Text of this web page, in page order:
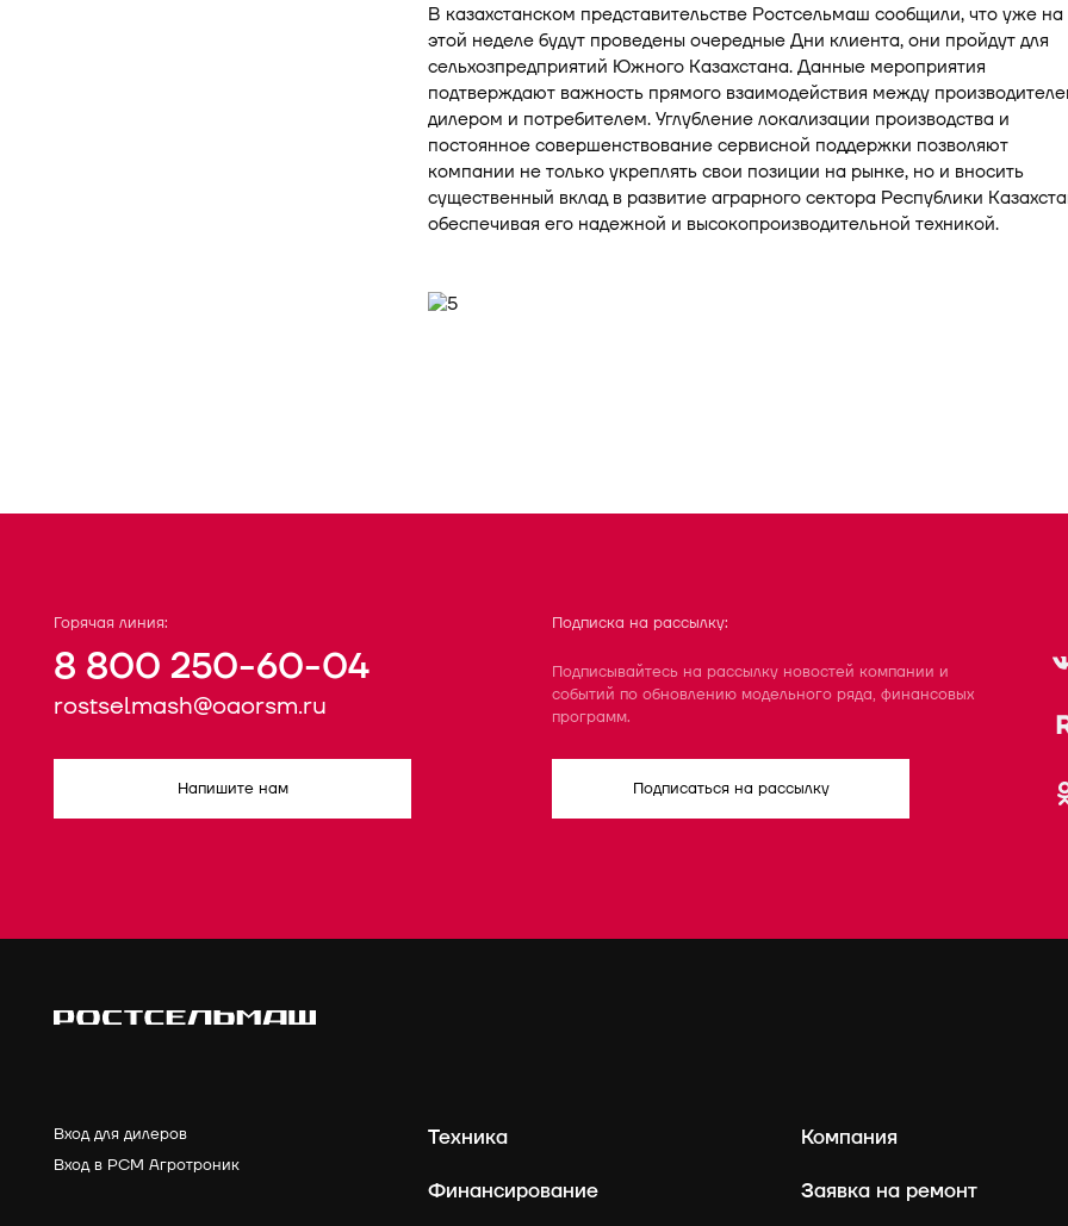
В казахстанском представительстве Ростсельмаш сообщили, что уже на
этой неделе будут проведены очередные Дни клиента, они пройдут для
сельхозпредприятий Южного Казахстана. Данные мероприятия
подтверждают важность прямого взаимодействия между
дилером и потребителем. Углубление локализации производства и
постоянное совершенствование сервисной поддержки позволяют
компании не только укреплять свои позиции на рынке, но и вносить
существенный вклад в развитие аграрного сектора Республики
обеспечивая его надежной и высокопроизводительной техникой.
Горячая линия:
8 800 250-60-04
rostselmash@oaorsm.ru
Напишите нам
Подписка на рассылку:
Подписывайтесь на рассылку новостей компании и
событий по обновлению модельного ряда, финансовых
программ.
Подписаться на рассылку
Вход для дилеров
Вход в РСМ Агротроник
Техника
Финансирование
Компания
Заявка на ремонт